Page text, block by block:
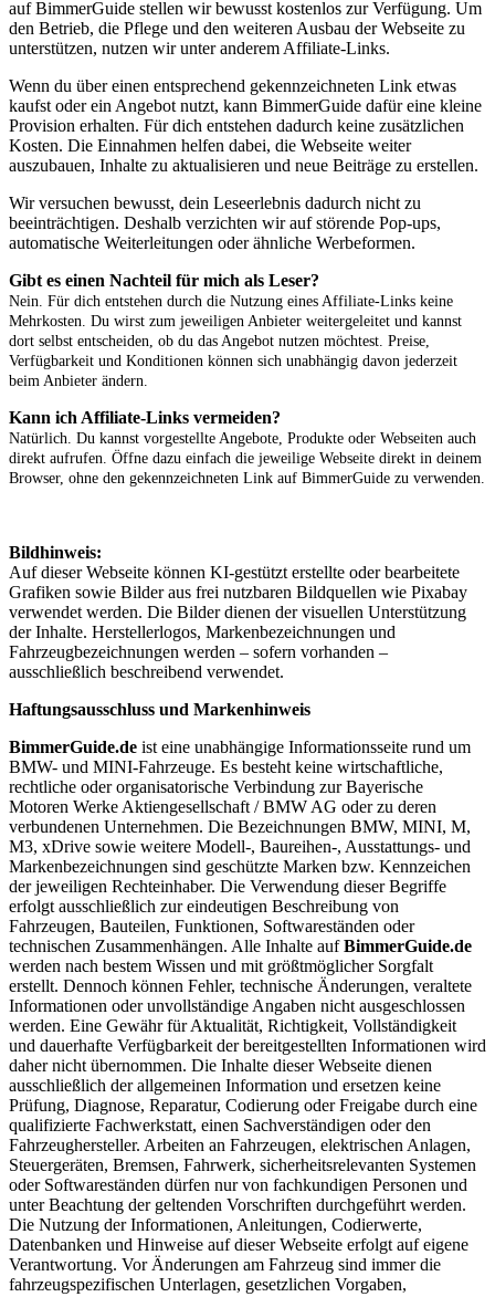
auf BimmerGuide stellen wir bewusst kostenlos zur Verfügung. Um
den Betrieb, die Pflege und den weiteren Ausbau der Webseite zu
unterstützen, nutzen wir unter anderem Affiliate-Links.
Wenn du über einen entsprechend gekennzeichneten Link etwas
kaufst oder ein Angebot nutzt, kann BimmerGuide dafür eine kleine
Provision erhalten. Für dich entstehen dadurch keine zusätzlichen
Kosten. Die Einnahmen helfen dabei, die Webseite weiter
auszubauen, Inhalte zu aktualisieren und neue Beiträge zu erstellen.
Wir versuchen bewusst, dein Leseerlebnis dadurch nicht zu
beeinträchtigen. Deshalb verzichten wir auf störende Pop-ups,
automatische Weiterleitungen oder ähnliche Werbeformen.
Gibt es einen Nachteil für mich als Leser?
Nein. Für dich entstehen durch die Nutzung eines Affiliate-Links keine
Mehrkosten. Du wirst zum jeweiligen Anbieter weitergeleitet und kannst
dort selbst entscheiden, ob du das Angebot nutzen möchtest. Preise,
Verfügbarkeit und Konditionen können sich unabhängig davon jederzeit
beim Anbieter ändern.
Kann ich Affiliate-Links vermeiden?
Natürlich. Du kannst vorgestellte Angebote, Produkte oder Webseiten auch
direkt aufrufen. Öffne dazu einfach die jeweilige Webseite direkt in deinem
Browser, ohne den gekennzeichneten Link auf BimmerGuide zu verwenden.
Bildhinweis:
Auf dieser Webseite können KI-gestützt erstellte oder bearbeitete
Grafiken sowie Bilder aus frei nutzbaren Bildquellen wie Pixabay
verwendet werden. Die Bilder dienen der visuellen Unterstützung
der Inhalte. Herstellerlogos, Markenbezeichnungen und
Fahrzeugbezeichnungen werden – sofern vorhanden –
ausschließlich beschreibend verwendet.
Haftungsausschluss und Markenhinweis
BimmerGuide.de ist eine unabhängige Informationsseite rund um
BMW- und MINI-Fahrzeuge. Es besteht keine wirtschaftliche,
rechtliche oder organisatorische Verbindung zur Bayerische
Motoren Werke Aktiengesellschaft / BMW AG oder zu deren
verbundenen Unternehmen. Die Bezeichnungen BMW, MINI, M,
M3, xDrive sowie weitere Modell-, Baureihen-, Ausstattungs- und
Markenbezeichnungen sind geschützte Marken bzw. Kennzeichen
der jeweiligen Rechteinhaber. Die Verwendung dieser Begriffe
erfolgt ausschließlich zur eindeutigen Beschreibung von
Fahrzeugen, Bauteilen, Funktionen, Softwareständen oder
technischen Zusammenhängen. Alle Inhalte aufBimmerGuide.de
werden nach bestem Wissen und mit größtmöglicher Sorgfalt
erstellt. Dennoch können Fehler, technische Änderungen, veraltete
Informationen oder unvollständige Angaben nicht ausgeschlossen
werden. Eine Gewähr für Aktualität, Richtigkeit, Vollständigkeit
und dauerhafte Verfügbarkeit der bereitgestellten Informationen wird
daher nicht übernommen. Die Inhalte dieser Webseite dienen
ausschließlich der allgemeinen Information und ersetzen keine
Prüfung, Diagnose, Reparatur, Codierung oder Freigabe durch eine
qualifizierte Fachwerkstatt, einen Sachverständigen oder den
Fahrzeughersteller. Arbeiten an Fahrzeugen, elektrischen Anlagen,
Steuergeräten, Bremsen, Fahrwerk, sicherheitsrelevanten Systemen
oder Softwareständen dürfen nur von fachkundigen Personen und
unter Beachtung der geltenden Vorschriften durchgeführt werden.
Die Nutzung der Informationen, Anleitungen, Codierwerte,
Datenbanken und Hinweise auf dieser Webseite erfolgt auf eigene
Verantwortung. Vor Änderungen am Fahrzeug sind immer die
fahrzeugspezifischen Unterlagen, gesetzlichen Vorgaben,